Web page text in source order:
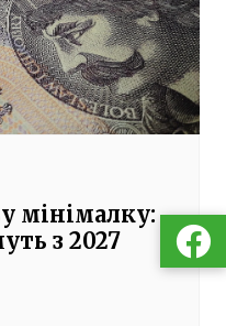
мінімалку:
з 2027